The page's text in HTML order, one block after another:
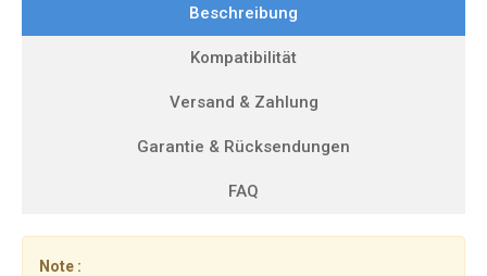
Beschreibung
Kompatibilität
Versand & Zahlung
Garantie & Rücksendungen
FAQ
Note :